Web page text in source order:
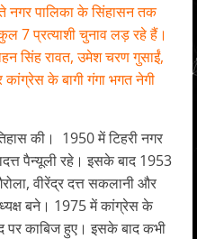
नगर पालिका के सिंहासन तक
7 प्रत्याशी चुनाव लड़ रहे हैं।
सिंह रावत, उमेश चरण गुसाईं,
के बागी गंगा भगत नेगी
की। 1950 में टिहरी नगर
पैन्यूली रहे। इसके बाद 1953
वीरेंद्र दत्त सकलानी और
बने। 1975 में कांग्रेस के
पर काबिज हुए। इसके बाद कभी